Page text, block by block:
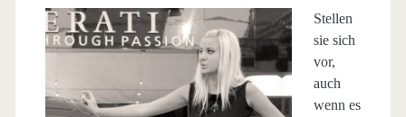
Stellen
sie sich
vor,
auch
wenn es